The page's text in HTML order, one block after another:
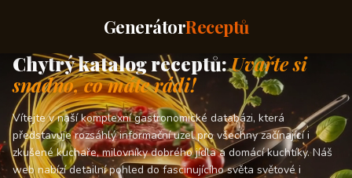
GenerátorReceptů
Chytrý katalog receptů:Uvařte si
snadno, co máte rádi!
Vítejte v naší komplexní gastronomické databázi, která
představuje rozsáhlý informační uzel pro všechny začínající i
zkušené kuchaře, milovníky dobrého jídla a domácí kuchtíky. Náš
web nabízí detailní pohled do fascinujícího světa světové i